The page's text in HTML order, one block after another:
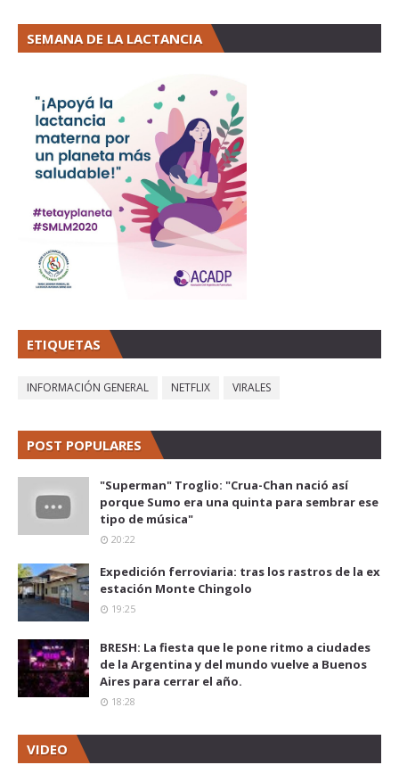
SEMANA DE LA LACTANCIA
ETIQUETAS
INFORMACIÓN GENERAL NETFLIX VIRALES
POST POPULARES
"Superman" Troglio: "Crua-Chan nació así
porque Sumo era una quinta para sembrar ese
tipo de música"
20:22
Expedición ferroviaria: tras los rastros de la ex
estación Monte Chingolo
19:25
BRESH: La fiesta que le pone ritmo a ciudades
de la Argentina y del mundo vuelve a Buenos
Aires para cerrar el año.
18:28
VIDEO